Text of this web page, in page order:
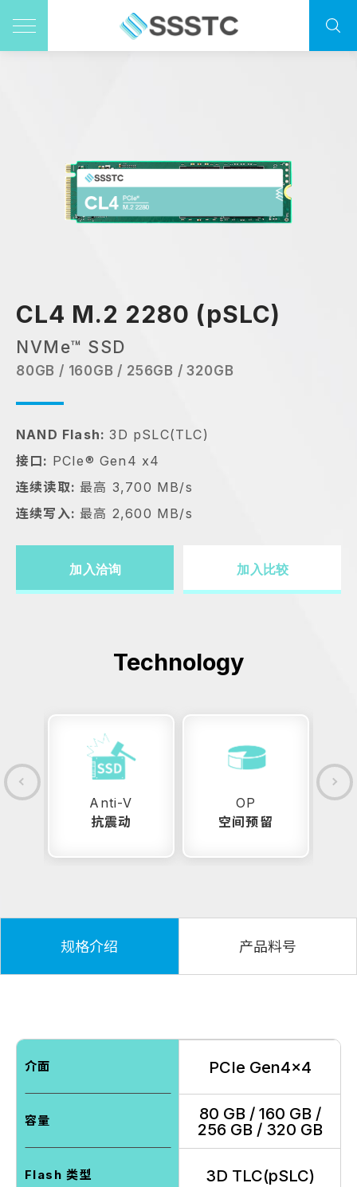
CL4 M.2 2280 (pSLC)
NVMe™ SSD
80GB / 160GB / 256GB / 320GB
NAND Flash:3D pSLC(TLC)
接口: PCIe® Gen4 x4
连续读取: 最高 3,700 MB/s
连续写入: 最高 2,600 MB/s
加入洽询 加入比较
Technology
Anti-V
抗震动
OP
空间预留
规格介绍 产品料号
介面 PCIe Gen4x4
容量
80 GB / 160 GB /
256 GB / 320 GB
Flash 类型 3D TLC(pSLC)